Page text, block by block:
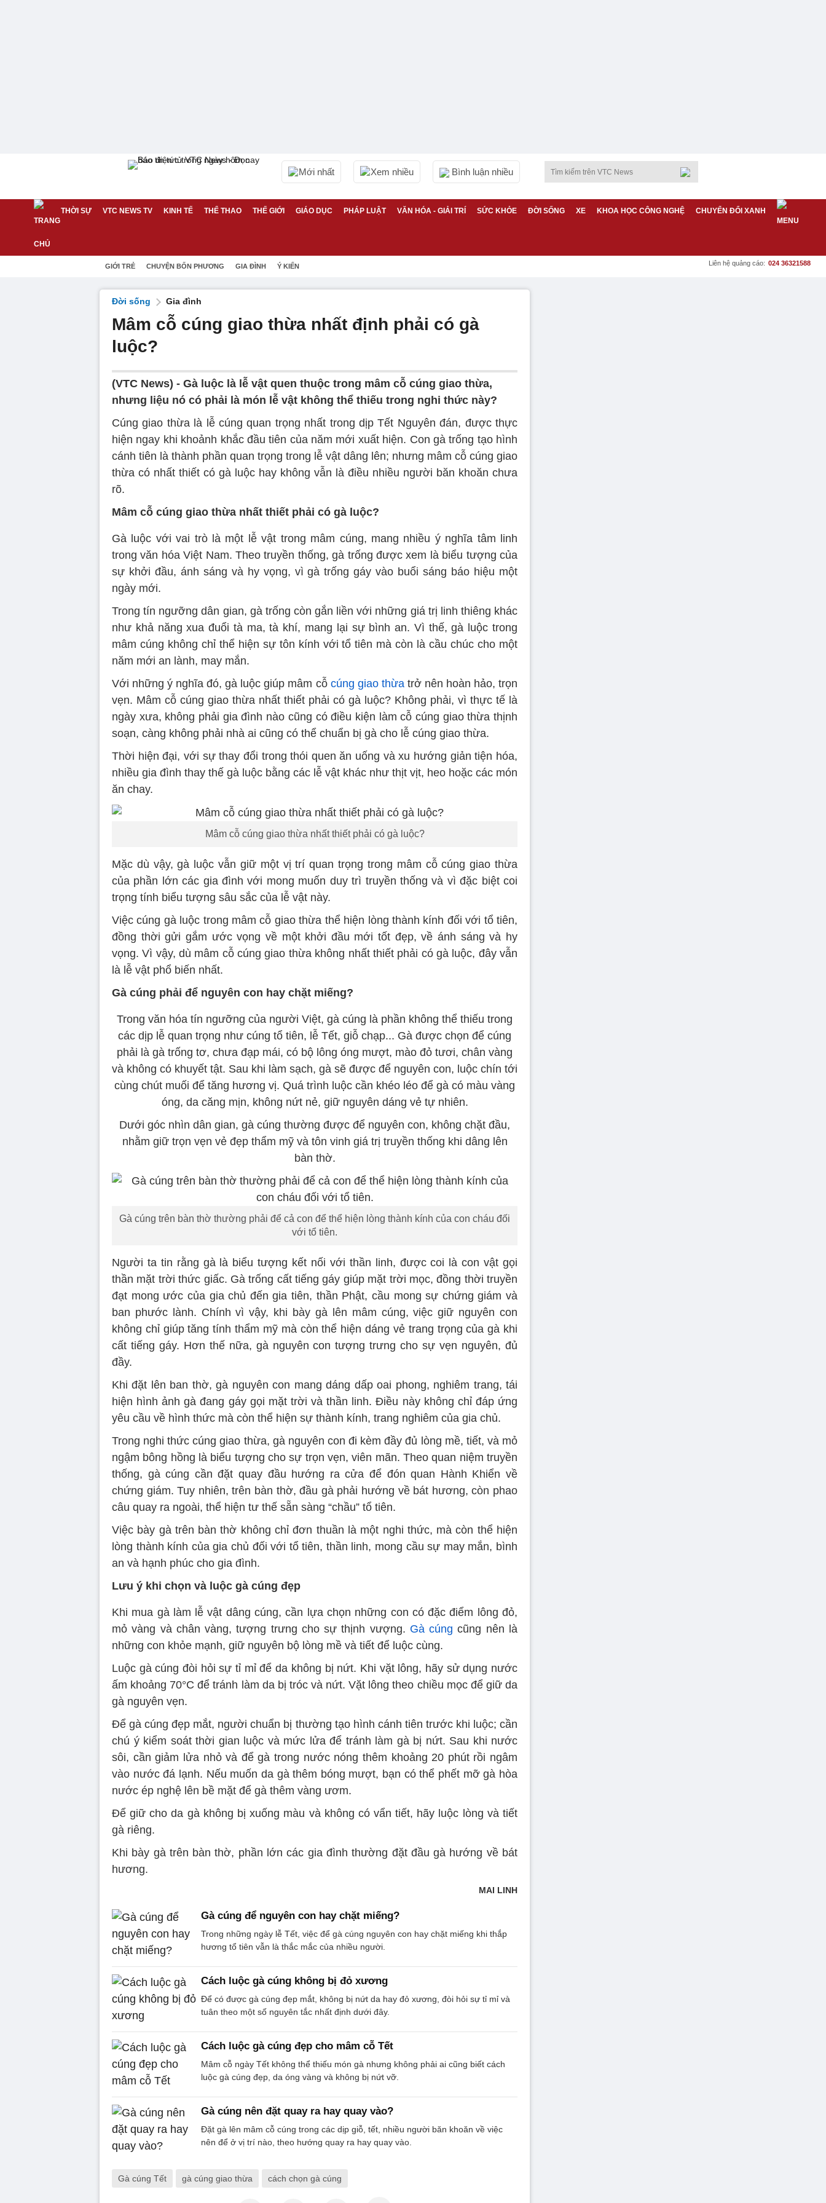
Mới nhất Xem nhiều Bình luận nhiều
THỜI SỰ VTC NEWS TV KINH TẾ THỂ THAO THẾ GIỚI GIÁO DỤC PHÁP LUẬT VĂN HÓA - GIẢI TRÍ SỨC KHỎE ĐỜI SỐNG XE KHOA HỌC CÔNG NGHỆ CHUYỂN ĐỔI XANH
GIỚI TRẺ CHUYỆN BỐN PHƯƠNG GIA ĐÌNH Ý KIẾN Liên hệ quảng cáo: 024 36321588
Đời sống Gia đình
Mâm cỗ cúng giao thừa nhất định phải có gà
luộc?
(VTC News) - Gà luộc là lễ vật quen thuộc trong mâm cỗ cúng giao thừa,
nhưng liệu nó có phải là món lễ vật không thể thiếu trong nghi thức này?
Cúng giao thừa là lễ cúng quan trọng nhất trong dịp Tết Nguyên đán, được thực
hiện ngay khi khoảnh khắc đầu tiên của năm mới xuất hiện. Con gà trống tạo hình
cánh tiên là thành phần quan trọng trong lễ vật dâng lên; nhưng mâm cỗ cúng giao
thừa có nhất thiết có gà luộc hay không vẫn là điều nhiều người băn khoăn chưa
rõ.
Mâm cỗ cúng giao thừa nhất thiết phải có gà luộc?
Gà luộc với vai trò là một lễ vật trong mâm cúng, mang nhiều ý nghĩa tâm linh
trong văn hóa Việt Nam. Theo truyền thống, gà trống được xem là biểu tượng của
sự khởi đầu, ánh sáng và hy vọng, vì gà trống gáy vào buổi sáng báo hiệu một
ngày mới.
Trong tín ngưỡng dân gian, gà trống còn gắn liền với những giá trị linh thiêng khác
như khả năng xua đuổi tà ma, tà khí, mang lại sự bình an. Vì thế, gà luộc trong
mâm cúng không chỉ thể hiện sự tôn kính với tổ tiên mà còn là cầu chúc cho một
năm mới an lành, may mắn.
Với những ý nghĩa đó, gà luộc giúp mâm cỗ cúng giao thừatrở nên hoàn hảo, trọn
vẹn. Mâm cỗ cúng giao thừa nhất thiết phải có gà luộc? Không phải, vì thực tế là
ngày xưa, không phải gia đình nào cũng có điều kiện làm cỗ cúng giao thừa thịnh
soạn, càng không phải nhà ai cũng có thể chuẩn bị gà cho lễ cúng giao thừa.
Thời hiện đại, với sự thay đổi trong thói quen ăn uống và xu hướng giản tiện hóa,
nhiều gia đình thay thế gà luộc bằng các lễ vật khác như thịt vịt, heo hoặc các món
ăn chay.
Mâm cỗ cúng giao thừa nhất thiết phải có gà luộc?
Mặc dù vậy, gà luộc vẫn giữ một vị trí quan trọng trong mâm cỗ cúng giao thừa
của phần lớn các gia đình với mong muốn duy trì truyền thống và vì đặc biệt coi
trọng tính biểu tượng sâu sắc của lễ vật này.
Việc cúng gà luộc trong mâm cỗ giao thừa thể hiện lòng thành kính đối với tổ tiên,
đồng thời gửi gắm ước vọng về một khởi đầu mới tốt đẹp, về ánh sáng và hy
vọng. Vì vậy, dù mâm cỗ cúng giao thừa không nhất thiết phải có gà luộc, đây vẫn
là lễ vật phổ biến nhất.
Gà cúng phải để nguyên con hay chặt miếng?
Trong văn hóa tín ngưỡng của người Việt, gà cúng là phần không thể thiếu trong
các dịp lễ quan trọng như cúng tổ tiên, lễ Tết, giỗ chạp... Gà được chọn để cúng
phải là gà trống tơ, chưa đạp mái, có bộ lông óng mượt, mào đỏ tươi, chân vàng
và không có khuyết tật. Sau khi làm sạch, gà sẽ được để nguyên con, luộc chín tới
cùng chút muối để tăng hương vị. Quá trình luộc cần khéo léo để gà có màu vàng
óng, da căng mịn, không nứt nẻ, giữ nguyên dáng vẻ tự nhiên.
Dưới góc nhìn dân gian, gà cúng thường được để nguyên con, không chặt đầu,
nhằm giữ trọn vẹn vẻ đẹp thẩm mỹ và tôn vinh giá trị truyền thống khi dâng lên
bàn thờ.
Gà cúng trên bàn thờ thường phải để cả con để thể hiện lòng thành kính của con cháu đối
với tổ tiên.
Người ta tin rằng gà là biểu tượng kết nối với thần linh, được coi là con vật gọi
thần mặt trời thức giấc. Gà trống cất tiếng gáy giúp mặt trời mọc, đồng thời truyền
đạt mong ước của gia chủ đến gia tiên, thần Phật, cầu mong sự chứng giám và
ban phước lành. Chính vì vậy, khi bày gà lên mâm cúng, việc giữ nguyên con
không chỉ giúp tăng tính thẩm mỹ mà còn thể hiện dáng vẻ trang trọng của gà khi
cất tiếng gáy. Hơn thế nữa, gà nguyên con tượng trưng cho sự vẹn nguyên, đủ
đầy.
Khi đặt lên ban thờ, gà nguyên con mang dáng dấp oai phong, nghiêm trang, tái
hiện hình ảnh gà đang gáy gọi mặt trời và thần linh. Điều này không chỉ đáp ứng
yêu cầu về hình thức mà còn thể hiện sự thành kính, trang nghiêm của gia chủ.
Trong nghi thức cúng giao thừa, gà nguyên con đi kèm đầy đủ lòng mề, tiết, và mỏ
ngậm bông hồng là biểu tượng cho sự trọn vẹn, viên mãn. Theo quan niệm truyền
thống, gà cúng cần đặt quay đầu hướng ra cửa để đón quan Hành Khiển về
chứng giám. Tuy nhiên, trên bàn thờ, đầu gà phải hướng về bát hương, còn phao
câu quay ra ngoài, thể hiện tư thế sẵn sàng “chầu” tổ tiên.
Việc bày gà trên bàn thờ không chỉ đơn thuần là một nghi thức, mà còn thể hiện
lòng thành kính của gia chủ đối với tổ tiên, thần linh, mong cầu sự may mắn, bình
an và hạnh phúc cho gia đình.
Lưu ý khi chọn và luộc gà cúng đẹp
Khi mua gà làm lễ vật dâng cúng, cần lựa chọn những con có đặc điểm lông đỏ,
mỏ vàng và chân vàng, tượng trưng cho sự thịnh vượng. Gà cúng cũng nên là
những con khỏe mạnh, giữ nguyên bộ lòng mề và tiết để luộc cùng.
Luộc gà cúng đòi hỏi sự tỉ mỉ để da không bị nứt. Khi vặt lông, hãy sử dụng nước
ấm khoảng 70°C để tránh làm da bị tróc và nứt. Vặt lông theo chiều mọc để giữ da
gà nguyên vẹn.
Để gà cúng đẹp mắt, người chuẩn bị thường tạo hình cánh tiên trước khi luộc; cần
chú ý kiểm soát thời gian luộc và mức lửa để tránh làm gà bị nứt. Sau khi nước
sôi, cần giảm lửa nhỏ và để gà trong nước nóng thêm khoảng 20 phút rồi ngâm
vào nước đá lạnh. Nếu muốn da gà thêm bóng mượt, bạn có thể phết mỡ gà hòa
nước ép nghệ lên bề mặt để gà thêm vàng ươm.
Để giữ cho da gà không bị xuống màu và không có vẩn tiết, hãy luộc lòng và tiết
gà riêng.
Khi bày gà trên bàn thờ, phần lớn các gia đình thường đặt đầu gà hướng về bát
hương.
MAI LINH
Gà cúng để nguyên con hay chặt miếng?
Trong những ngày lễ Tết, việc để gà cúng nguyên con hay chặt miếng khi thắp
hương tổ tiên vẫn là thắc mắc của nhiều người.
Cách luộc gà cúng không bị đỏ xương
Để có được gà cúng đẹp mắt, không bị nứt da hay đỏ xương, đòi hỏi sự tỉ mỉ và
tuân theo một số nguyên tắc nhất định dưới đây.
Cách luộc gà cúng đẹp cho mâm cỗ Tết
Mâm cỗ ngày Tết không thể thiếu món gà nhưng không phải ai cũng biết cách
luộc gà cúng đẹp, da óng vàng và không bị nứt vỡ.
Gà cúng nên đặt quay ra hay quay vào?
Đặt gà lên mâm cỗ cúng trong các dịp giỗ, tết, nhiều người băn khoăn về việc
nên để ở vị trí nào, theo hướng quay ra hay quay vào.
Gà cúng Tết gà cúng giao thừa cách chọn gà cúng